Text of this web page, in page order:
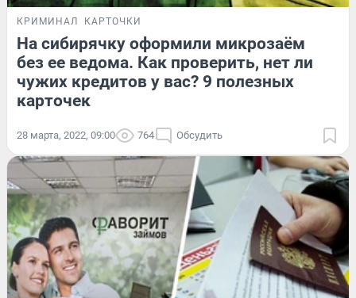
КРИМИНАЛ КАРТОЧКИ
На сибирячку оформили микрозаём
без ее ведома. Как проверить, нет ли
чужих кредитов у вас? 9 полезных
карточек
28 марта, 2022, 09:00 764 Обсудить